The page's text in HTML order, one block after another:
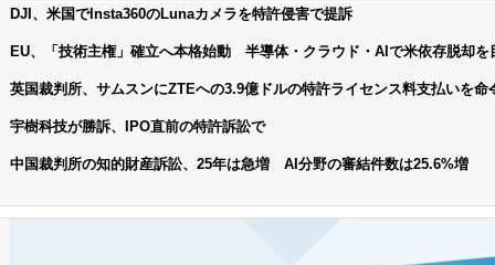
DJI、米国でInsta360のLunaカメラを特許侵害で提訴
EU、「技術主権」確立へ本格始動 半導体・クラウド・AIで米依存脱却を
英国裁判所、サムスンにZTEへの3.9億ドルの特許ライセンス料支払いを命
宇樹科技が勝訴、IPO直前の特許訴訟で
中国裁判所の知的財産訴訟、25年は急増 AI分野の審結件数は25.6%増